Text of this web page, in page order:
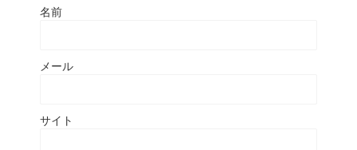
名前
メール
サイト